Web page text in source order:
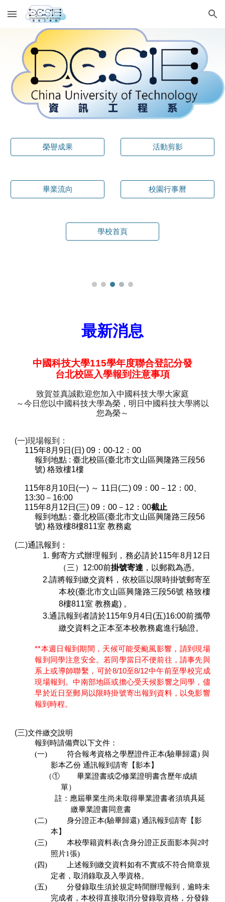
Skip to main content Skip to navigation
榮譽成果 活動剪影
畢業流向 校園行事曆
學校首頁
最新消息
中國科技大學115學年度聯合登記分發
台北校區入學報到注意事項
致賀並真誠歡迎您加入中國科技大學大家庭
～今日您以中國科技大學為榮，明日中國科技大學將以
您為榮～
(一)現場報到：
115年8月9日(日) 09：00-12：00
報到地點 : 臺北校區(臺北市文山區興隆路三段56
號) 格致樓1樓
115年8月10日(一) ～ 11日(二) 09：00－12：00、
13:30－16:00
115年8月12日(三) 09：00－12：00截止
報到地點 : 臺北校區(臺北市文山區興隆路三段56
號) 格致樓8樓811室 教務處
(二)通訊報到：
1. 郵寄方式辦理報到，務必請於115年8月12日
（三）12:00前掛號寄達 ，以郵戳為憑。
2.請將報到繳交資料，依校區以限時掛號郵寄至
本校(臺北市文山區興隆路三段56號 格致樓
8樓811室 教務處) 。
3.通訊報到者請於115年9月4日(五)16:00前攜帶
繳交資料之正本至本校教務處進行驗證。
**本週日報到期間，天候可能受颱風影響，請到現場
報到同學注意安全。若同學當日不便前往，請事先與
系上或導師聯繫，可於8/10至8/12中午前至學校完成
現場報到。中南部地區或擔心受天候影響之同學，儘
早於近日至郵局以限時掛號寄出報到資料，以免影響
報到時程。
(三)文件繳交說明
報到時請備齊以下文件：
(一)
符合報考資格之學歷證件正本(驗畢歸還) 與
影本乙份 通訊報到請寄【影本】
（①
畢業證書或②修業證明書含歷年成績
單）
註：應屆畢業生尚未取得畢業證書者須填具延
繳畢業證書同意書
(二)
身分證正本(驗畢歸還) 通訊報到請寄【影
本】
(三)
本校學籍資料表(含身分證正反面影本與2吋
照片1張)
(四)
上述報到繳交資料如有不實或不符合簡章規
定者，取消錄取及入學資格。
(五)
分發錄取生須於規定時間辦理報到，逾時未
完成者，本校得直接取消分發錄取資格，分發錄